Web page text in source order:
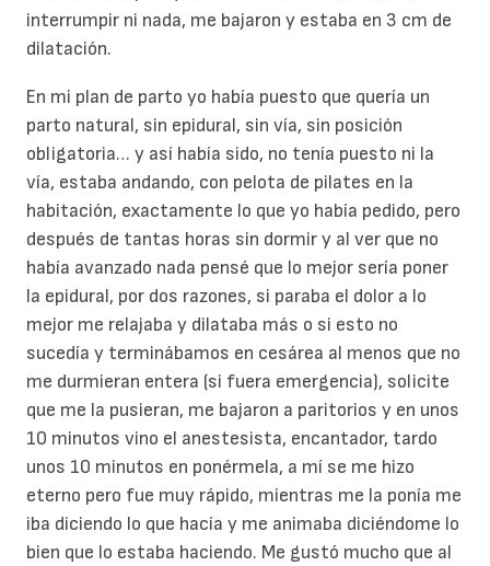
interrumpir ni nada, me bajaron y estaba en 3 cm de
dilatación.
En mi plan de parto yo había puesto que quería un
parto natural, sin epidural, sin vía, sin posición
obligatoria… y así había sido, no tenía puesto ni la
vía, estaba andando, con pelota de pilates en la
habitación, exactamente lo que yo había pedido, pero
después de tantas horas sin dormir y al ver que no
había avanzado nada pensé que lo mejor sería poner
la epidural, por dos razones, si paraba el dolor a lo
mejor me relajaba y dilataba más o si esto no
sucedía y terminábamos en cesárea al menos que no
me durmieran entera (si fuera emergencia), solicite
que me la pusieran, me bajaron a paritorios y en unos
10 minutos vino el anestesista, encantador, tardo
unos 10 minutos en ponérmela, a mí se me hizo
eterno pero fue muy rápido, mientras me la ponía me
iba diciendo lo que hacía y me animaba diciéndome lo
bien que lo estaba haciendo. Me gustó mucho que al